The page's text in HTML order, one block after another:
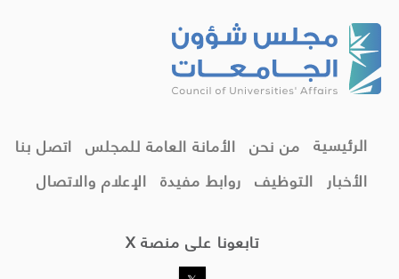
الرئيسية من نحن الأمانة العامة للمجلس اتصل بنا
الأخبار التوظيف روابط مفيدة الإعلام والاتصال
تابعونا على منصة X